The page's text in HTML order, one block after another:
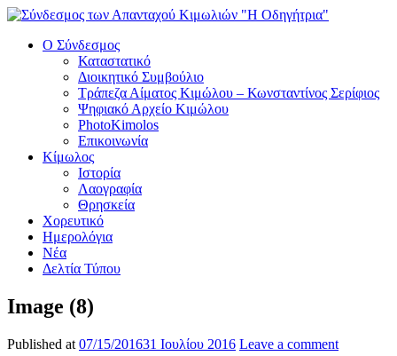
Ο Σύνδεσμος
Καταστατικό
Διοικητικό Συμβούλιο
Τράπεζα Αίματος Κιμώλου – Κωνσταντίνος Σερίφιος
Ψηφιακό Αρχείο Κιμώλου
PhotoKimolos
Επικοινωνία
Κίμωλος
Ιστορία
Λαογραφία
Θρησκεία
Χορευτικό
Ημερολόγια
Νέα
Δελτία Τύπου
Image (8)
Published at 07/15/201631 Ιουλίου 2016 Leave a comment